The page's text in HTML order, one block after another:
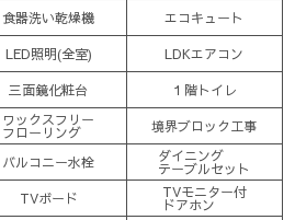
食器洗い乾燥機 エコキュート
LED照明(全室) LDKエアコン
三面鏡化粧台 １階トイレ
ワックスフリー
フローリング 境界ブロック工事
バルコニー水栓 ダイニング
テーブルセット
TVボード TVモニター付
ドアホン